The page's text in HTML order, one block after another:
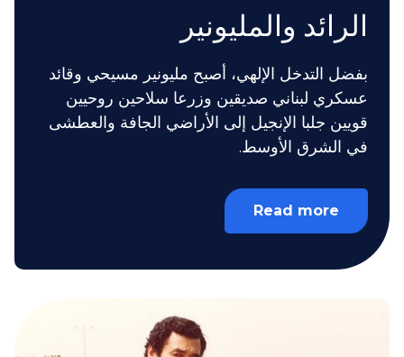
الرائد والمليونير
بفضل التدخل الإلهي، أصبح مليونير مسيحي وقائد
عسكري لبناني صديقين وزرعا سلاحين روحيين
قويين جلبا الإنجيل إلى الأراضي الجافة والعطشى
في الشرق الأوسط.
Read more